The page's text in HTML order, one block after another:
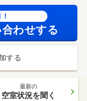
わせする
する
最新の
空室状況を聞く